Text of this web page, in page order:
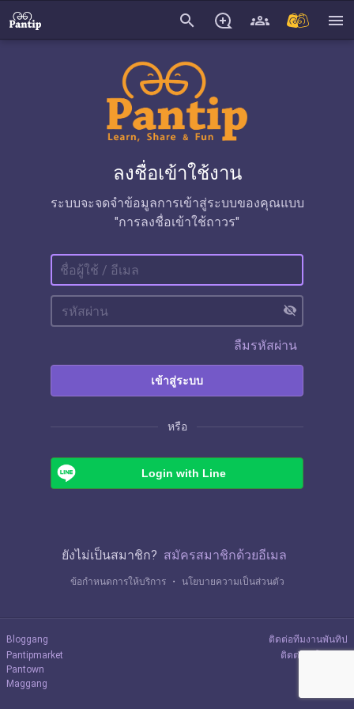
search menu
ลงชื่อเข้าใช้งาน
ระบบจะจดจำข้อมูลการเข้าสู่ระบบของคุณแบบ
"การลงชื่อเข้าใช้ถาวร"
visibility_off
ลืมรหัสผ่าน
เข้าสู่ระบบ
หรือ
Login with Line
ยังไม่เป็นสมาชิก? สมัครสมาชิกด้วยอีเมล
ข้อกำหนดการให้บริการ ・ นโยบายความเป็นส่วนตัว
Bloggang
Pantipmarket
Pantown
Maggang
ติดต่อทีมงานพันทิป
ติดต่อลงโฆษณา